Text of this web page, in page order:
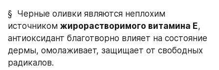
§  Черные оливки являются неплохим
источником жирорастворимого витамина Е,
антиоксидант благотворно влияет на состояние
дермы, омолаживает, защищает от свободных
радикалов.